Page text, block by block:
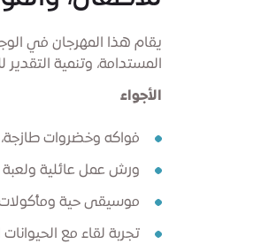
يقام هذا المهرجان في
المستدامة، وتنمية التقدير
الأجواء
فواكه وخضروات
ورش عمل عائلية ولعبة
موسيقى حية
تجربة لقاء مع